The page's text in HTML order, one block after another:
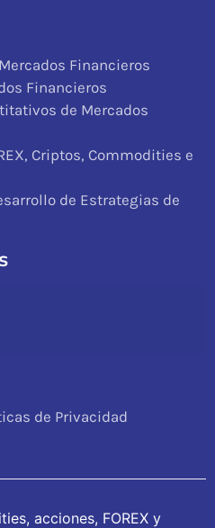
Financieros
Financieros
de Mercados
Criptos, Commodities e
de Estrategias de
de Privacidad
acciones, FOREX y